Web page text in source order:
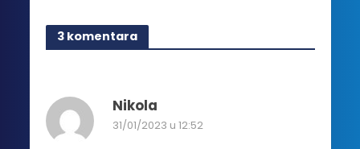
3 komentara
Nikola
31/01/2023 u 12:52